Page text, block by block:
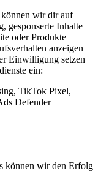
können wir dir auf
gesponserte Inhalte
oder Produkte
anzeigen
Einwilligung setzen
ein:
TikTok Pixel,
Defender
können wir den Erfolg